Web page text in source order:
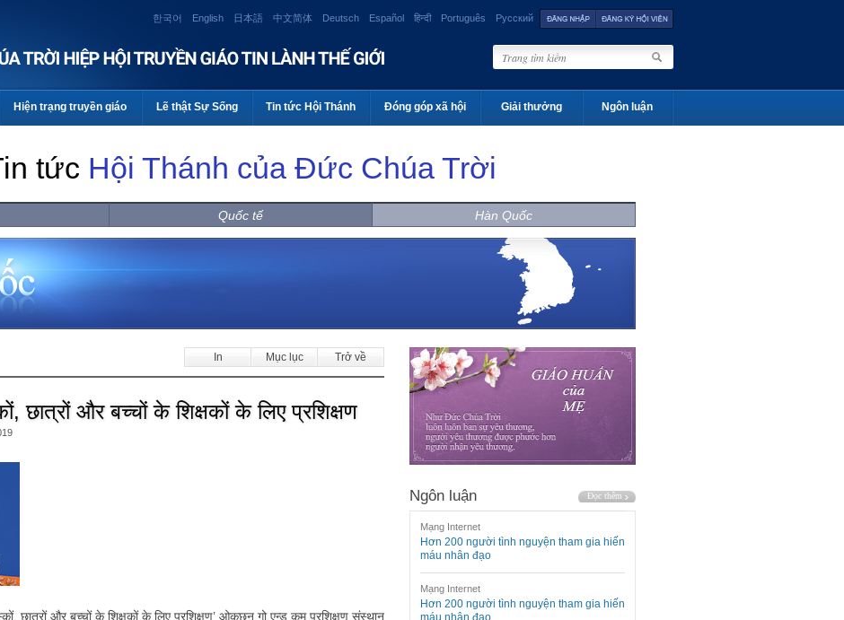
한국어 English 日本語 中文简体 Deutsch Español हिन्दी Português Русский
Hiện trạng truyền giáo Lẽ thật Sự Sống Tin tức Hội Thánh Đóng góp xã hội Giải thưởng Ngôn luận
tức Hội Thánh của Đức Chúa Trời
Quốc tế Hàn Quốc
In Mục lục Trở về
छात्रों और बच्चों के शिक्षकों के लिए प्रशिक्षण
छात्रों और बच्चों के शिक्षकों के लिए प्रशिक्षण’ ओकछन गो एन्ड कम प्रशिक्षण संस्थान
Ngôn luận
Mạng Internet
Hơn 200 người tình nguyện tham gia hiến
máu nhân đạo
Mạng Internet
Hơn 200 người tình nguyện tham gia hiến
máu nhân đạo